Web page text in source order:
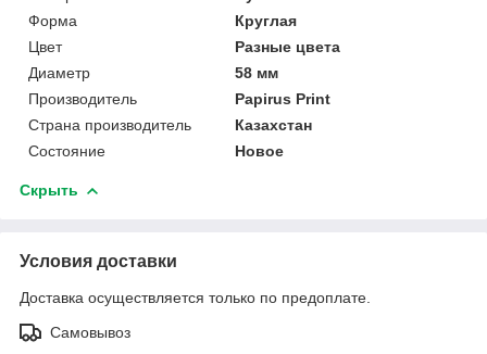
Форма
Круглая
Цвет
Разные цвета
Диаметр
58 мм
Производитель
Papirus Print
Страна производитель
Казахстан
Состояние
Новое
Скрыть
Условия доставки
Доставка осуществляется только по предоплате.
Самовывоз